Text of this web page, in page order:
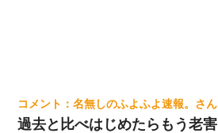
名無しのふよふよ速報。
過去と比べはじめたらもう老害